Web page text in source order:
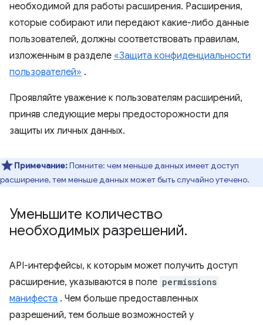
необходимой для работы расширения. Расширения,
которые собирают или передают какие-либо данные
пользователей, должны соответствовать правилам,
изложенным в разделе «Защита конфиденциальности
пользователей» .
Проявляйте уважение к пользователям расширений,
приняв следующие меры предосторожности для
защиты их личных данных.
Примечание:Помните: чем меньше данных имеет доступ
расширение, тем меньше данных может быть случайно утечено.
Уменьшите количество
необходимых разрешений.
API-интерфейсы, к которым может получить доступ
расширение, указываются в поле permissions
манифеста . Чем больше предоставленных
разрешений, тем больше возможностей у